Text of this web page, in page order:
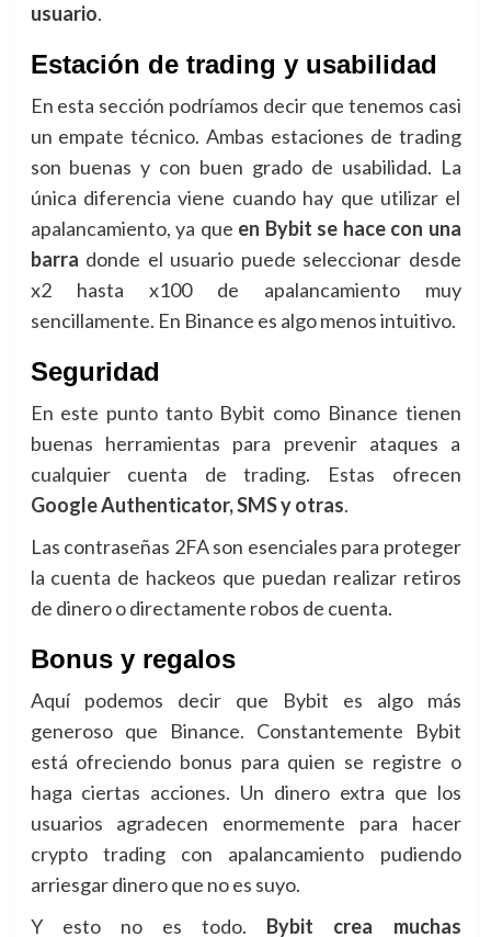
usuario.
Estación de trading y usabilidad
En esta sección podríamos decir que tenemos casi
un empate técnico. Ambas estaciones de trading
son buenas y con buen grado de usabilidad. La
única diferencia viene cuando hay que utilizar el
apalancamiento, ya que en Bybit se hace con una
barra donde el usuario puede seleccionar desde
x2 hasta x100 de apalancamiento muy
sencillamente. En Binance es algo menos intuitivo.
Seguridad
En este punto tanto Bybit como Binance tienen
buenas herramientas para prevenir ataques a
cualquier cuenta de trading. Estas ofrecen
Google Authenticator, SMS y otras.
Las contraseñas 2FA son esenciales para proteger
la cuenta de hackeos que puedan realizar retiros
de dinero o directamente robos de cuenta.
Bonus y regalos
Aquí podemos decir que Bybit es algo más
generoso que Binance. Constantemente Bybit
está ofreciendo bonus para quien se registre o
haga ciertas acciones. Un dinero extra que los
usuarios agradecen enormemente para hacer
crypto trading con apalancamiento pudiendo
arriesgar dinero que no es suyo.
Y esto no es todo. Bybit crea muchas